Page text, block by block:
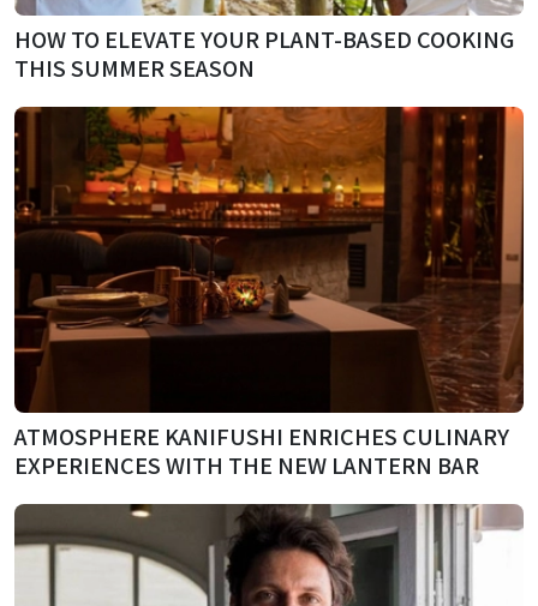
HOW TO ELEVATE YOUR PLANT-BASED COOKING
THIS SUMMER SEASON
ATMOSPHERE KANIFUSHI ENRICHES CULINARY
EXPERIENCES WITH THE NEW LANTERN BAR